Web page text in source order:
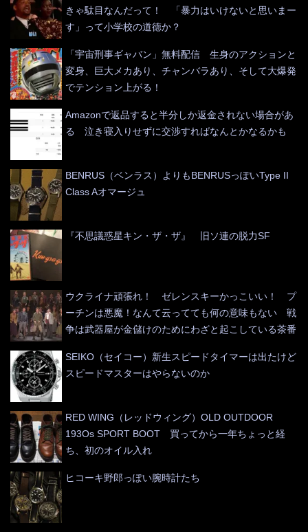
きゃ駄目なんだって！ 「暴力はいけないと思いまー
す」って小学校の道徳か？
「宇宙刑事ギャバン」無料配信 生身のアクションと
変身、巨大メカあり、チャンバラあり、そして大爆発
でテンション上がる！
Amazonで返品すると半分しか返金されない場合があ
る 泣き寝入りせずに交渉すればなんとかなるかも
BENRUS（ベンラス）よりもBENRUSっぽいType II
Class Aオマージュ
『不思議惑星キン・ザ・ザ』 旧ソ連の脱力SF
ウクライナ頑張れ！ ゼレンスキーかっこいい！ プ
ーチンは悪魔！なんて云ってても何の意味もない 戦
争は武器屋が金儲けのためにわざと起こしている茶番
SEIKO（セイコー）新生スピードタイマーは出たけど
スピードマスターはやらないのか
RED WING（レッドウィング）OLD OUTDOOR
193Os SPORT BOOT 買ってから一年ちょっと経
ち、初のオイル入れ
ヒコーキ野郎っぽい腕時計たち